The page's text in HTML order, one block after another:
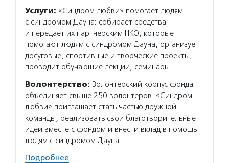
Услуги: «Синдром любви» помогает людям
с синдромом Дауна: собирает средства
и передает их партнерским НКО, которые
помогают людям с синдромом Дауна, организует
досуговые, спортивные и творческие проекты,
проводит обучающие лекции, семинары…
Волонтерство: Волонтерский корпус фонда
объединяет свыше 250 волонтеров. «Синдром
любви» приглашает стать частью дружной
команды, реализовать свои благотворительные
идеи вместе с фондом и внести вклад в помощь
людям с синдромом Дауна…
Подробнее